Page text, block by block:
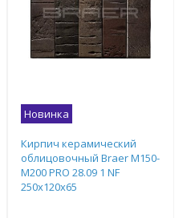
Новинка
Кирпич керамический
облицовочный Braer M150-
M200 PRO 28.09 1 NF
250x120x65